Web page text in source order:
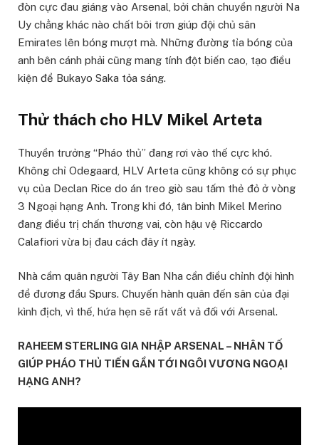
đòn cực đau giáng vào Arsenal, bởi chân chuyền người Na
Uy chẳng khác nào chất bôi trơn giúp đội chủ sân
Emirates lên bóng mượt mà. Những đường tỉa bóng của
anh bên cánh phải cũng mang tính đột biến cao, tạo điều
kiện để Bukayo Saka tỏa sáng.
Thử thách cho HLV Mikel Arteta
Thuyền trưởng “Pháo thủ” đang rơi vào thế cực khó.
Không chỉ Odegaard, HLV Arteta cũng không có sự phục
vụ của Declan Rice do án treo giò sau tấm thẻ đỏ ở vòng
3 Ngoại hạng Anh. Trong khi đó, tân binh Mikel Merino
đang điều trị chấn thương vai, còn hậu vệ Riccardo
Calafiori vừa bị đau cách đây ít ngày.
Nhà cầm quân người Tây Ban Nha cần điều chỉnh đội hình
để đương đầu Spurs. Chuyến hành quân đến sân của đại
kình địch, vì thế, hứa hẹn sẽ rất vất vả đối với Arsenal.
RAHEEM STERLING GIA NHẬP ARSENAL – NHÂN TỐ
GIÚP PHÁO THỦ TIẾN GẦN TỚI NGÔI VƯƠNG NGOẠI
HẠNG ANH?